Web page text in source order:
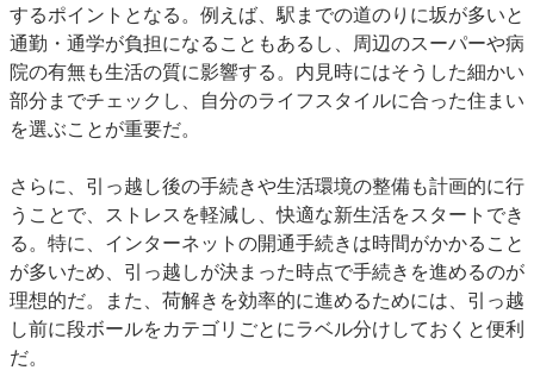
するポイントとなる。例えば、駅までの道のりに坂が多いと
通勤・通学が負担になることもあるし、周辺のスーパーや病
院の有無も生活の質に影響する。内見時にはそうした細かい
部分までチェックし、自分のライフスタイルに合った住まい
を選ぶことが重要だ。
さらに、引っ越し後の手続きや生活環境の整備も計画的に行
うことで、ストレスを軽減し、快適な新生活をスタートでき
る。特に、インターネットの開通手続きは時間がかかること
が多いため、引っ越しが決まった時点で手続きを進めるのが
理想的だ。また、荷解きを効率的に進めるためには、引っ越
し前に段ボールをカテゴリごとにラベル分けしておくと便利
だ。